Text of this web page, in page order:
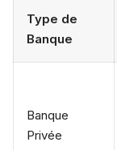
Type de
Banque
Banque
Privée